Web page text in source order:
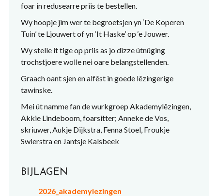
foar in redusearre priis te bestellen.
Wy hoopje jim wer te begroetsjen yn ‘De Koperen
Tuin’ te Ljouwert of yn ‘It Haske’ op ‘e Jouwer.
Wy stelle it tige op priis as jo dizze útnûging
trochstjoere wolle nei oare belangstellenden.
Graach oant sjen en alfêst in goede lêzingerige
tawinske.
Mei út namme fan de wurkgroep Akademylêzingen,
Akkie Lindeboom, foarsitter; Anneke de Vos,
skriuwer, Aukje Dijkstra, Fenna Stoel, Froukje
Swierstra en Jantsje Kalsbeek
BIJLAGEN
2026_akademylezingen